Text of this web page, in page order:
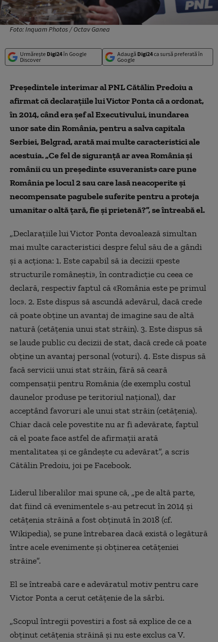
Foto: Inquam Photos / Octav Ganea
Urmărește Digi24în Google
Discover
Adaugă Digi24ca sursă preferată în
Google
Președintele interimar al PNL Cătălin Predoiu a
afirmat că declarațiile lui Victor Ponta că a ordonat,
în 2014, când era șef al Executivului, inundarea
unor sate din România, pentru a salva capitala
Serbiei, Belgrad, arată mai multe caracteristici ale
acestuia. „Ce fel de siguranță ar avea România și
românii cu un președinte «suveranist» care pune
România pe locul 2 sau care lasă neacoperite și
necompensate pagubele suferite pentru a proteja
umanitar o altă țară, fie și prietenă?”, se întreabă el.
„Declarațiile lui Victor Ponta devoalează simultan
mai multe caracteristici despre felul său de a gândi
și a acționa: 1. Este capabil să ia decizii «peste
structurile românești», în contradicție cu ceea ce
declară, respectiv faptul că «România este pe primul
loc». 2. Este dispus să ascundă adevărul, dacă crede
că poate obține un avantaj de imagine sau de altă
natură (cetățenia unui stat străin). 3. Este dispus să
se laude public cu decizii de stat, dacă crede că poate
obține un avantaj personal (voturi). 4. Este dispus să
facă servicii unui stat străin, fără să ceară
compensații pentru România (de exemplu costul
daunelor produse pe teritoriul național), dar
acceptând favoruri ale unui stat străin (cetățenia).
Chiar dacă cele povestite nu ar fi adevărate, faptul
că el poate face astfel de afirmații arată
mentalitatea și ce gândește cu adevărat”, a scris
Cătălin Predoiu, joi pe Facebook.
Liderul liberalilor mai spune că, „pe de altă parte,
dat fiind că evenimentele s-au petrecut în 2014 și
cetățenia străină a fost obținută în 2018 (cf.
Wikipedia), se pune întrebarea dacă există o legătură
între acele evenimente și obținerea cetățeniei
străine”.
El se întreabă care e adevăratul motiv pentru care
Victor Ponta a cerut cetățenie de la sârbi.
„Scopul întregii povestiri a fost să explice de ce a
obținut cetățenia străină și nu este exclus ca V.